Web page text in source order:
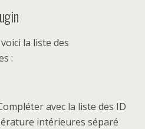
la liste des
:
avec la liste des ID
intérieures séparé